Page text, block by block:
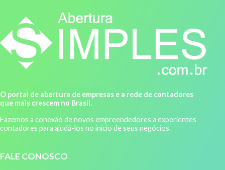
O portal de abertura de empresas e a rede de contadores
que mais crescem no Brasil.
Fazemos a conexão de novos empreendedores a experientes
contadores para ajudá-los no início de seus negócios.
FALE CONOSCO